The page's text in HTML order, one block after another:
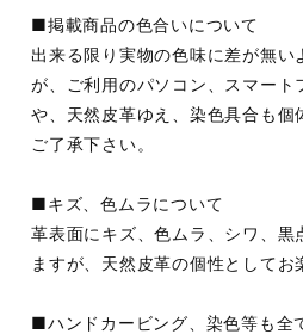
■掲載商品の色合いについて
出来る限り実物の色味に差が無い
が、ご利用のパソコン、スマート
や、天然皮革ゆえ、染色具合も個
ご了承下さい。
■キズ、色ムラについて
革表面にキズ、色ムラ、シワ、黒
ますが、天然皮革の個性としてお
■ハンドカービング、染色等も全